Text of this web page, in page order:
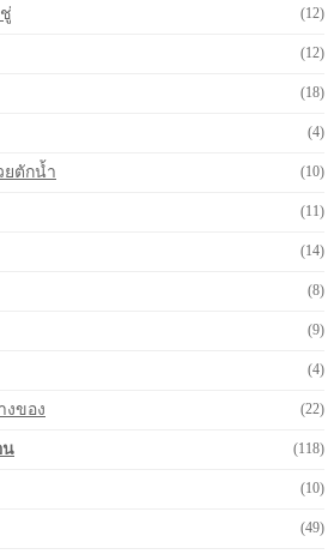
(12)
(12)
(18)
(4)
ตักน้ำ (10)
(11)
(14)
(8)
(9)
(4)
ของ (22)
น (118)
(10)
(49)